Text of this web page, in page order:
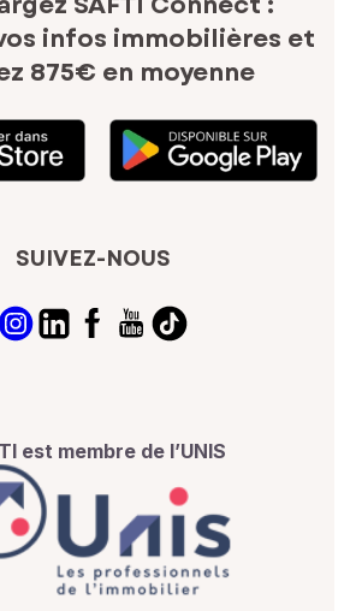
infos immobilières et
875€ en moyenne
SUIVEZ-NOUS
est membre de l’UNIS